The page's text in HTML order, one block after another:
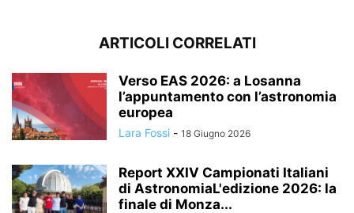
ARTICOLI CORRELATI
Verso EAS 2026: a Losanna
l’appuntamento con l’astronomia
europea
Lara Fossi - 18 Giugno 2026
Report XXIV Campionati Italiani
di AstronomiaL'edizione 2026: la
finale di Monza...